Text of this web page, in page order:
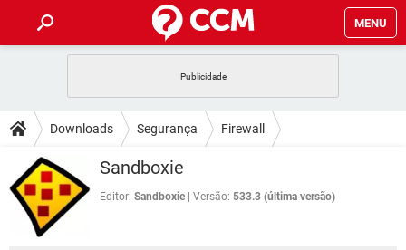
MENU
CELULAR FACEBOOK
OUTLOOK
INSTAGRAM GMAIL
GUIA DE COMPRAS
DICAS
JOGOS WHATSAPP
CELULAR
OUTLOOK
DOWNLOADS
JOGOS WHATSAPP
CELULAR
FÓRUM
Downloads Segurança Firewall
Sandboxie
Editor: Sandboxie Versão: 533.3 (última versão)